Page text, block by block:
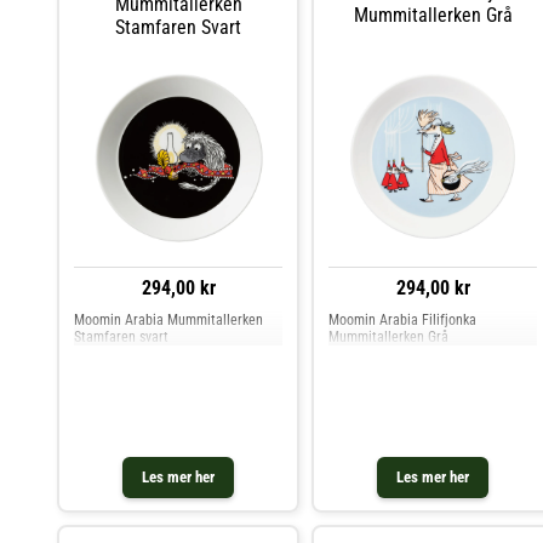
Stamfaren Svart
294,00 kr
Les mer her
Moomin Arabia Mummitallerken
Stamfaren svart
Mummitallerken Grå
294,00 kr
Les mer her
Moomin Arabia Filifjonka
Mummitallerken Grå